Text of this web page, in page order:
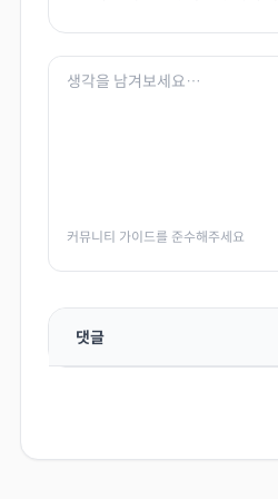
커뮤니티 가이드를 준수해주세요
댓글